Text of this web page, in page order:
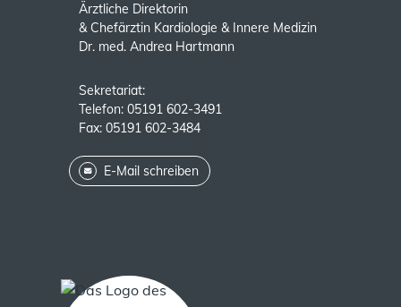
Ärztliche Direktorin
& Chefärztin Kardiologie & Innere Medizin
Dr. med. Andrea Hartmann
Sekretariat:
Telefon: 05191 602-3491
Fax: 05191 602-3484
E-Mail schreiben